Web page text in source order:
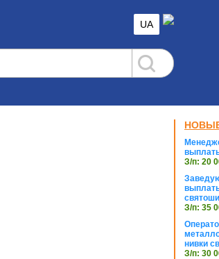
UA
З/п: 20
З/п: 35
нивки
З/п: 30